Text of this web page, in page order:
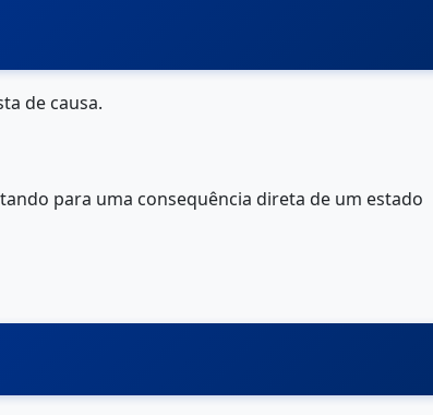
de causa.
para uma consequência direta de um estado